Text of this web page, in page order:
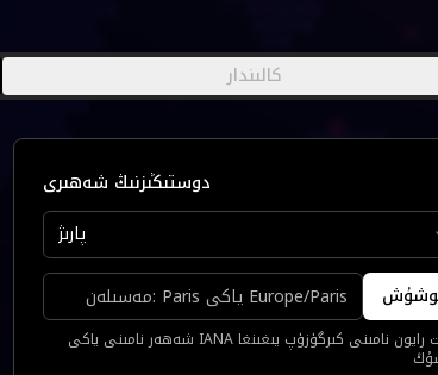
كالىندار
دوستىڭىزنىڭ شەھىرى
پارىژ
شەھەر نامىنى ياكى IANA ۋاقىت رايون نامىنى كىرگۈزۈپ يىغىنغا